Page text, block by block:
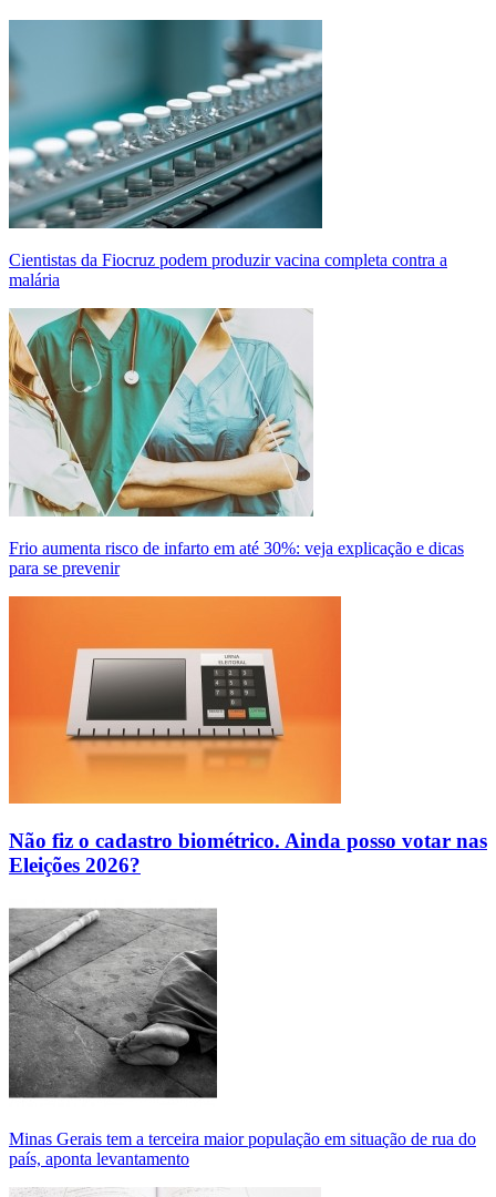
Cientistas da Fiocruz podem produzir vacina completa contra a
malária
Frio aumenta risco de infarto em até 30%: veja explicação e dicas
para se prevenir
Não fiz o cadastro biométrico. Ainda posso votar nas
Eleições 2026?
Minas Gerais tem a terceira maior população em situação de rua do
país, aponta levantamento